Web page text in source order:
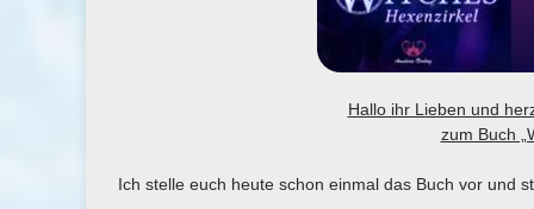
Hallo ihr Lieben und
zum Buch
Ich stelle euch heute schon einmal das Buch vor und